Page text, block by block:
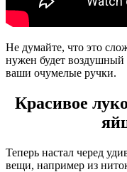
Не думайте, что это
нужен будет
ваши очумелые ручки.
Красивое
Теперь настал черед
вещи, например из